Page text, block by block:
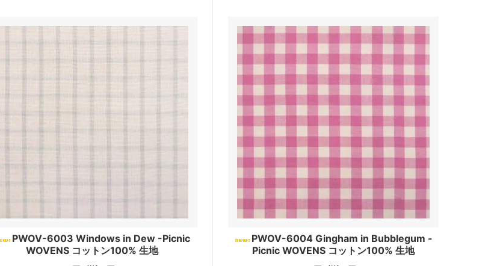
PWOV-6003 Windows in Dew -Picnic
WOVENS コットン100% 生地
PWOV-6004 Gingham in Bubblegum -
Picnic WOVENS コットン100% 生地